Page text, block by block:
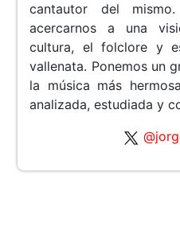
cantautor del
acercarnos a una
cultura, el folclore y
vallenata. Ponemos un
la música más
analizada, estudiada y